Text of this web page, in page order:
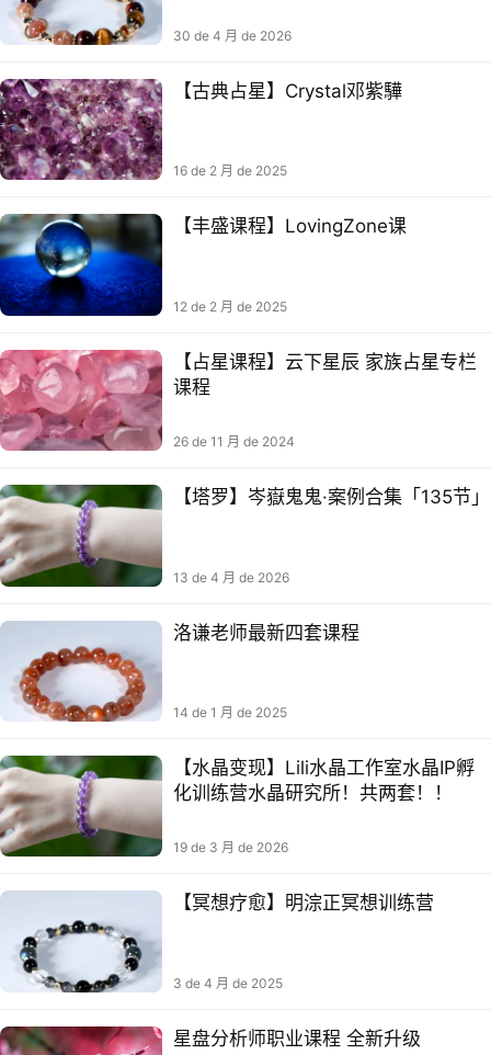
30 de 4 月 de 2026
【古典占星】Crystal邓紫驊
16 de 2 月 de 2025
【丰盛课程】LovingZone课
12 de 2 月 de 2025
【占星课程】云下星辰 家族占星专栏
课程
26 de 11 月 de 2024
【塔罗】岑嶽鬼鬼·案例合集「135节」
13 de 4 月 de 2026
洛谦老师‬‎最新四⁠套‬‎‬课程
14 de 1 月 de 2025
【水晶变现】Lili水晶工作室水晶IP孵
化训练营水晶研究所！共两套！！
19 de 3 月 de 2026
【冥想‬疗愈】明淙正冥想训练营
3 de 4 月 de 2025
星盘分析师职业课程 全新升级